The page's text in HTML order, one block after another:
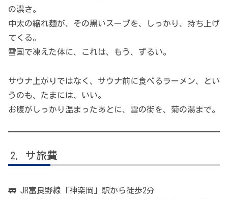
の濃さ。
中太の縮れ麺が、その黒いスープを、しっかり、持ち上げ
てくる。
雪国で凍えた体に、これは、もう、ずるい。
サウナ上がりではなく、サウナ前に食べるラーメン、とい
うのも、たまには、いい。
お腹がしっかり温まったあとに、雪の街を、菊の湯まで。
サ旅費
🚃 JR富良野線「神楽岡」駅から徒歩2分